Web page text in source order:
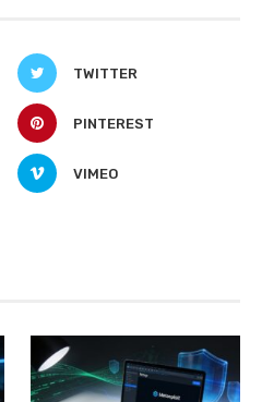
TWITTER
PINTEREST
VIMEO